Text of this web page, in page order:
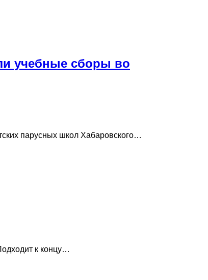
учебные сборы во
парусных школ Хабаровского…
к концу…